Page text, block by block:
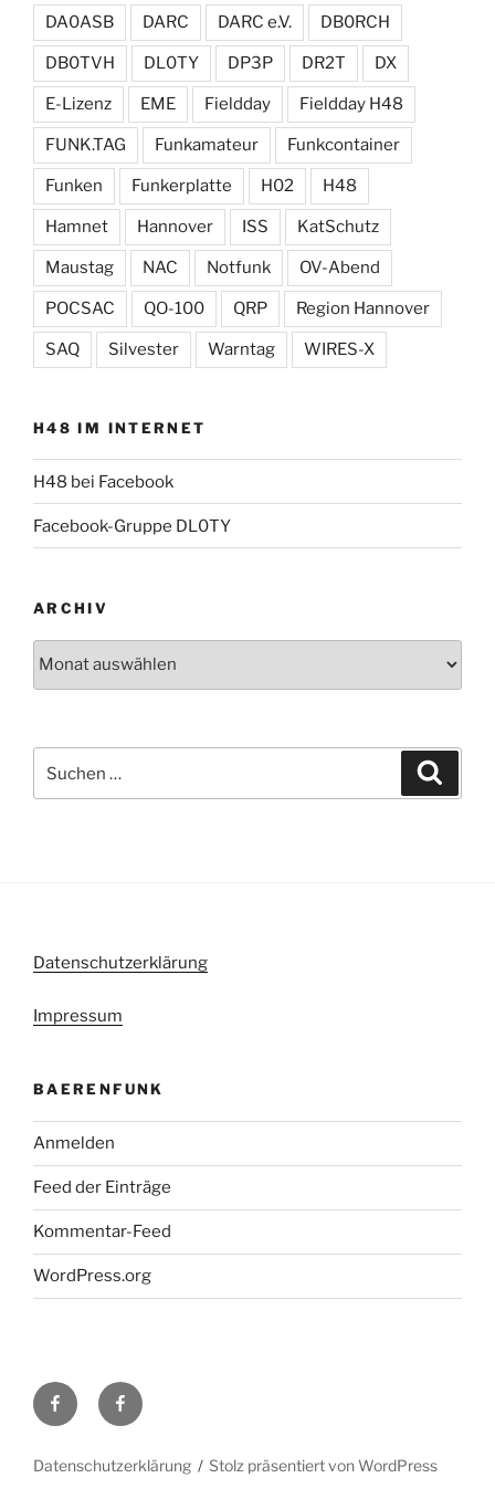
DA0ASB DARC DARC e.V. DB0RCH
DB0TVH DL0TY DP3P DR2T DX
E-Lizenz EME Fieldday Fieldday H48
FUNK.TAG Funkamateur Funkcontainer
Funken Funkerplatte H02 H48
Hamnet Hannover ISS KatSchutz
Maustag NAC Notfunk OV-Abend
POCSAC QO-100 QRP Region Hannover
SAQ Silvester Warntag WIRES-X
H48 IM INTERNET
H48 bei Facebook
Facebook-Gruppe DL0TY
ARCHIV
nach:
Datenschutzerklärung
Impressum
BAERENFUNK
Anmelden
Feed der Einträge
Kommentar-Feed
WordPress.org
H48
bei
Facebook-
Gruppe
Datenschutzerklärung Stolz präsentiert von WordPress